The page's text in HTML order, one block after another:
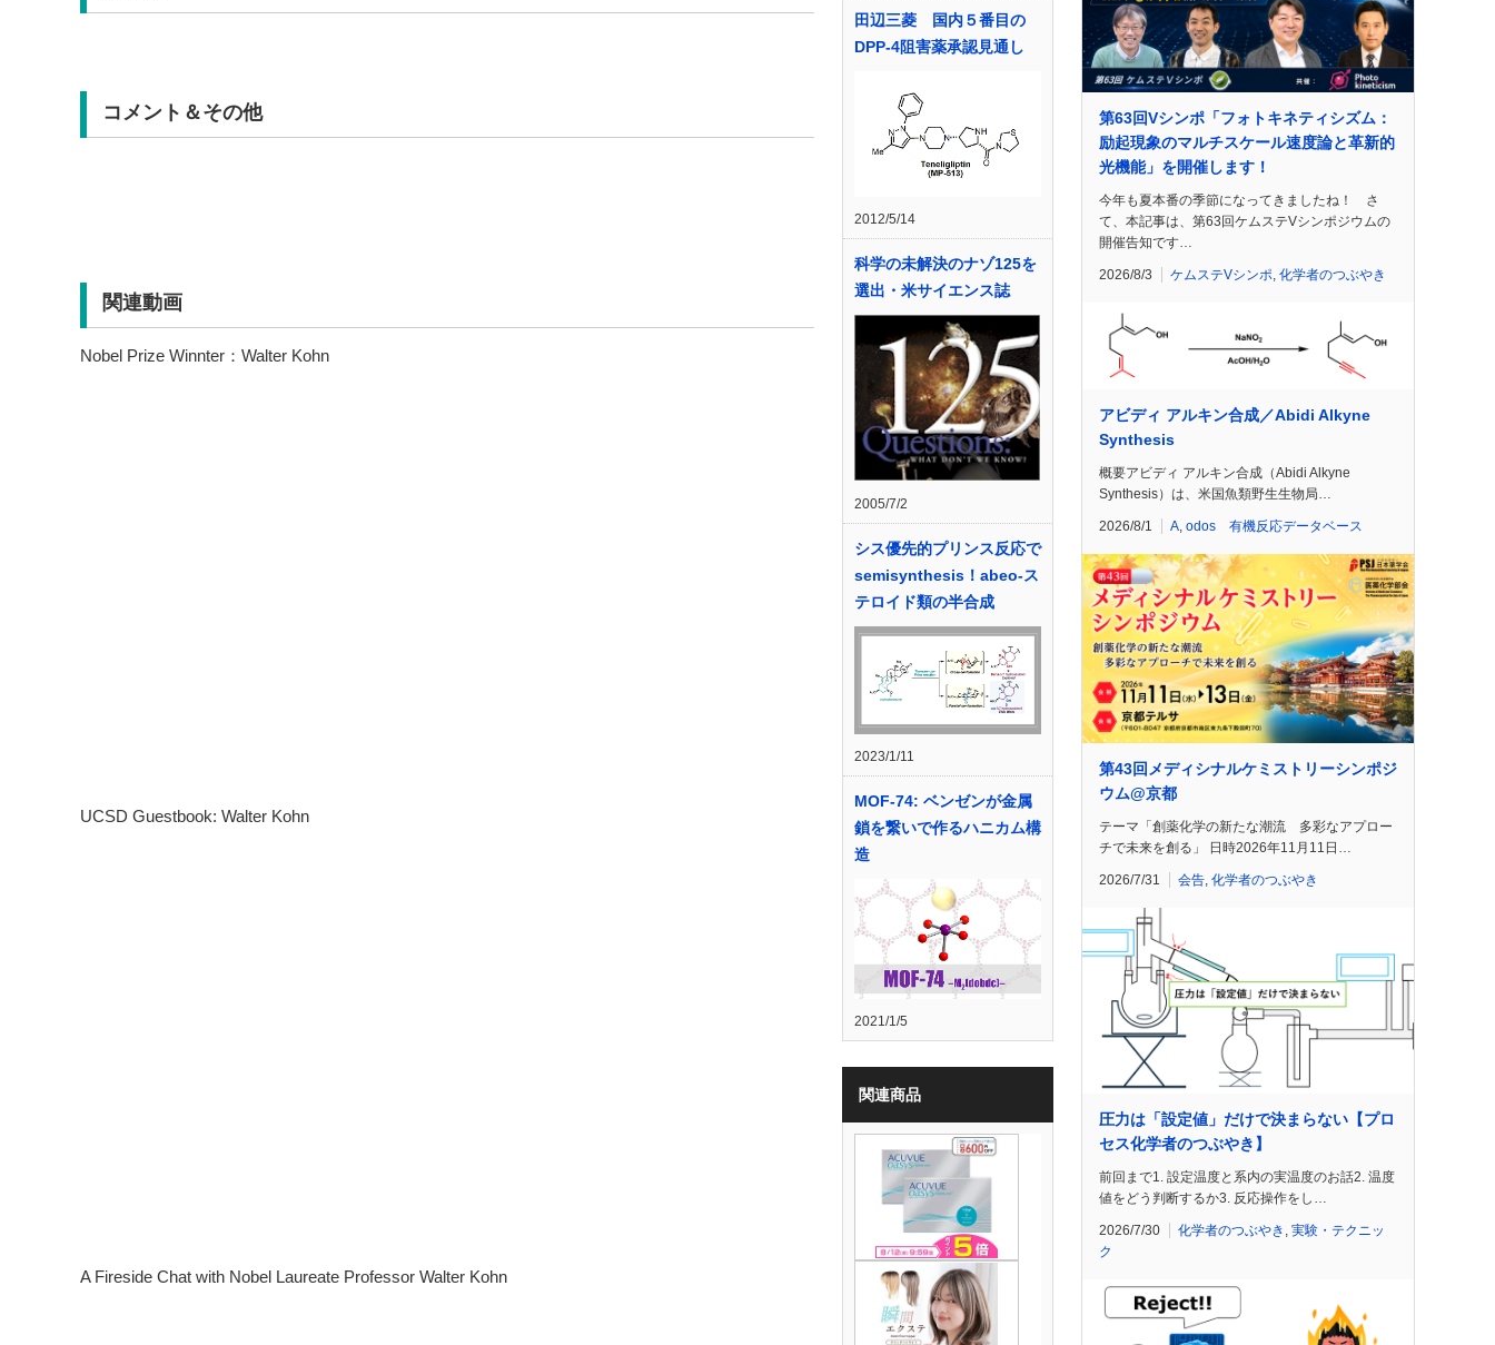
コメント＆その他
関連動画
Nobel Prize Winnter：Walter Kohn
UCSD Guestbook: Walter Kohn
A Fireside Chat with Nobel Laureate Professor Walter Kohn
田辺三菱 国内５番目の
DPP-4阻害薬承認見通し
2012/5/14
科学の未解決のナゾ125を
選出・米サイエンス誌
2005/7/2
シス優先的プリンス反応で
semisynthesis！abeo-ス
テロイド類の半合成
2023/1/11
MOF-74: ベンゼンが金属
鎖を繋いで作るハニカム構
造
2021/1/5
関連商品
第63回Vシンポ「フォトキネティシズム：
励起現象のマルチスケール速度論と革新的
光機能」を開催します！
今年も夏本番の季節になってきましたね！ さ
て、本記事は、第63回ケムステVシンポジウムの
開催告知です…
2026/8/3 ケムステVシンポ 化学者のつぶやき
アビディ アルキン合成／Abidi Alkyne
Synthesis
概要アビディ アルキン合成（Abidi Alkyne
Synthesis）は、米国魚類野生生物局…
2026/8/1 A odos 有機反応データベース
第43回メディシナルケミストリーシンポジ
ウム@京都
テーマ「創薬化学の新たな潮流 多彩なアプロー
チで未来を創る」 日時2026年11月11日…
2026/7/31 会告, 化学者のつぶやき
圧力は「設定値」だけで決まらない【プロ
セス化学者のつぶやき】
前回まで1. 設定温度と系内の実温度のお話2. 温度
値をどう判断するか3. 反応操作をし…
2026/7/30 化学者のつぶやき , 実験・テクニッ
ク